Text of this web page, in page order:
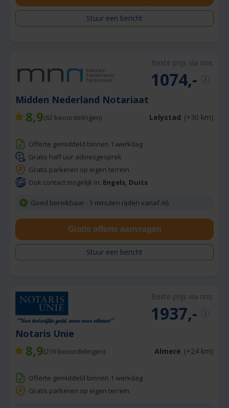
Stuur een bericht
Beste prijs via ons:
1074,-
Midden Nederland Notariaat
8,9(62 beoordelingen) Lelystad (+30 km)
Offerte gemiddeld binnen 1 werkdag
Gratis half uur adviesgesprek
Gratis parkeren op eigen terrein
Ook contact mogelijk in: Engels, Duits
Goed bereikbaar - 5 minuten rijden vanaf A6
Gratis offerte aanvragen
Stuur een bericht
Beste prijs via ons:
1937,-
Notaris Unie
8,9(219 beoordelingen) Almere (+24 km)
Offerte gemiddeld binnen 1 werkdag
Gratis parkeren op eigen terrein